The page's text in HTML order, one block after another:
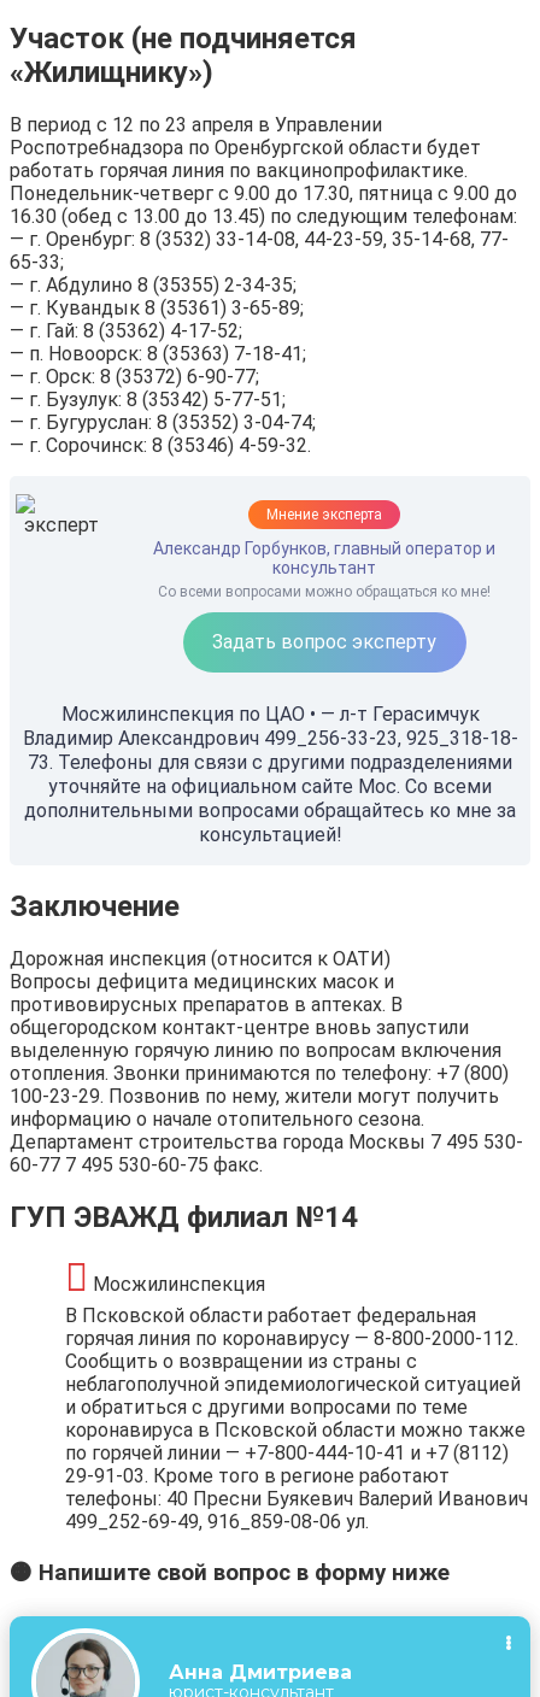
Участок (не подчиняется
«Жилищнику»)
В период с 12 по 23 апреля в Управлении
Роспотребнадзора по Оренбургской области будет
работать горячая линия по вакцинопрофилактике.
Понедельник-четверг с 9.00 до 17.30, пятница с 9.00 до
16.30 (обед с 13.00 до 13.45) по следующим телефонам:
— г. Оренбург: 8 (3532) 33-14-08, 44-23-59, 35-14-68, 77-
65-33;
— г. Абдулино 8 (35355) 2-34-35;
— г. Кувандык 8 (35361) 3-65-89;
— г. Гай: 8 (35362) 4-17-52;
— п. Новоорск: 8 (35363) 7-18-41;
— г. Орск: 8 (35372) 6-90-77;
— г. Бузулук: 8 (35342) 5-77-51;
— г. Бугуруслан: 8 (35352) 3-04-74;
— г. Сорочинск: 8 (35346) 4-59-32.
Мнение эксперта
Александр Горбунков, главный оператор и
консультант
Со всеми вопросами можно обращаться ко мне!
Задать вопрос эксперту
Мосжилинспекция по ЦАО • — л-т Герасимчук
Владимир Александрович 499_256-33-23, 925_318-18-
73. Телефоны для связи с другими подразделениями
уточняйте на официальном сайте Мос. Со всеми
дополнительными вопросами обращайтесь ко мне за
консультацией!
Заключение
Дорожная инспекция (относится к ОАТИ)
Вопросы дефицита медицинских масок и
противовирусных препаратов в аптеках. В
общегородском контакт-центре вновь запустили
выделенную горячую линию по вопросам включения
отопления. Звонки принимаются по телефону: +7 (800)
100-23-29. Позвонив по нему, жители могут получить
информацию о начале отопительного сезона.
Департамент строительства города Москвы 7 495 530-
60-77 7 495 530-60-75 факс.
ГУП ЭВАЖД филиал №14
Мосжилинспекция
В Псковской области работает федеральная
горячая линия по коронавирусу — 8-800-2000-112.
Сообщить о возвращении из страны с
неблагополучной эпидемиологической ситуацией
и обратиться с другими вопросами по теме
коронавируса в Псковской области можно также
по горячей линии — +7-800-444-10-41 и +7 (8112)
29-91-03. Кроме того в регионе работают
телефоны: 40 Пресни Буякевич Валерий Иванович
499_252-69-49, 916_859-08-06 ул.
🟠 Напишите свой вопрос в форму ниже